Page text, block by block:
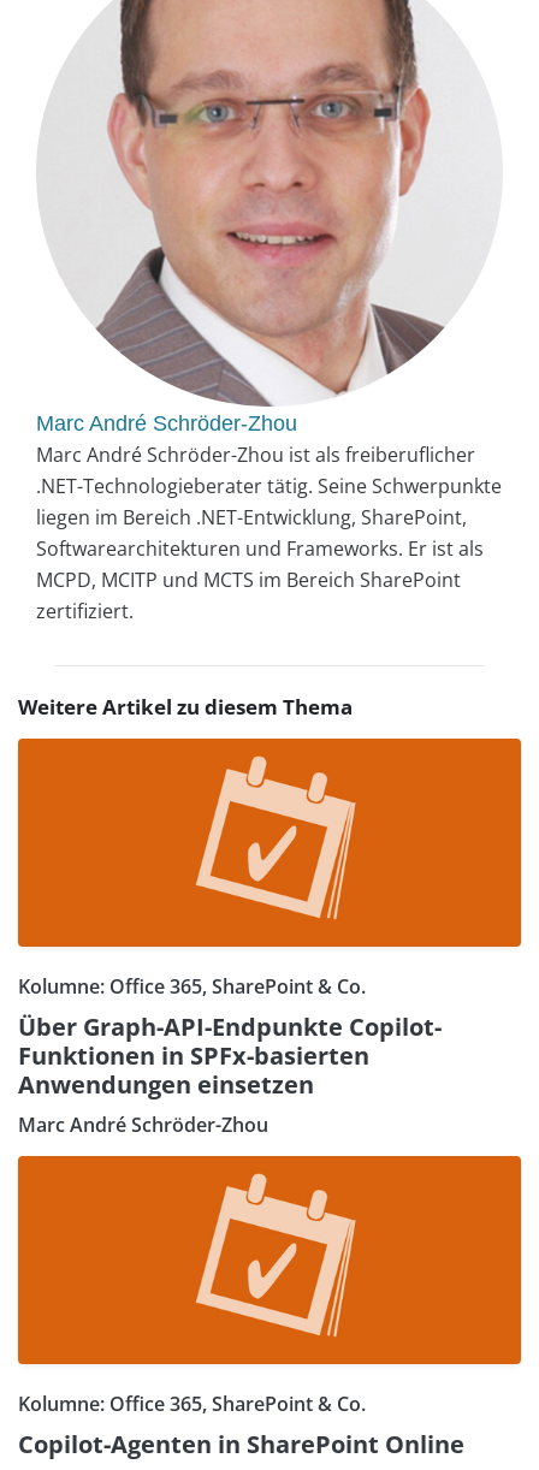
Marc André Schröder-Zhou
Marc André Schröder-Zhou ist als freiberuflicher
.NET-Technologieberater tätig. Seine Schwerpunkte
liegen im Bereich .NET-Entwicklung, SharePoint,
Softwarearchitekturen und Frameworks. Er ist als
MCPD, MCITP und MCTS im Bereich SharePoint
zertifiziert.
Weitere Artikel zu diesem Thema
Kolumne: Office 365, SharePoint & Co.
Über Graph-API-Endpunkte Copilot-
Funktionen in SPFx-basierten
Anwendungen einsetzen
Marc André Schröder-Zhou
Kolumne: Office 365, SharePoint & Co.
Copilot-Agenten in SharePoint Online